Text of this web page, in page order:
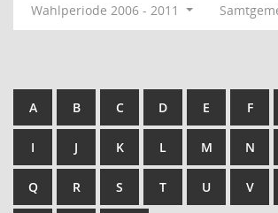
Wahlperiode 2006 - 2011
A B C D E F
I J K L M N
Q R S T U V